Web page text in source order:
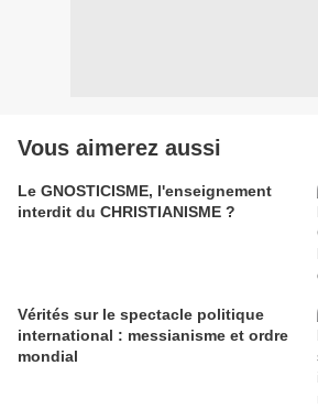
Vous aimerez aussi
Le GNOSTICISME, l'enseignement
interdit du CHRISTIANISME ?
Vérités sur le spectacle politique
international : messianisme et ordre
mondial